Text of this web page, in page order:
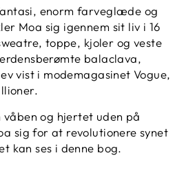
enorm farveglæde og
Moa sig igennem sit liv i 16
toppe, kjoler og veste
balaclava,
vist i modemagasinet Vogue,
og hjertet uden på
sig for at revolutionere synet
kan ses i denne bog.